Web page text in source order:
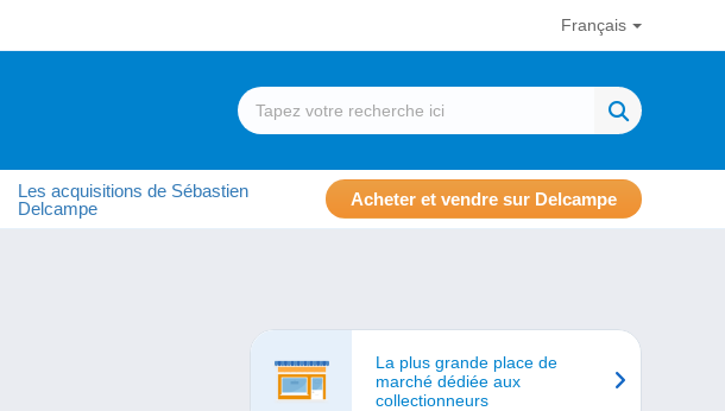
Français
Les acquisitions de Sébastien
Delcampe
Acheter et vendre sur Delcampe
La plus grande place de
marché dédiée aux
collectionneurs